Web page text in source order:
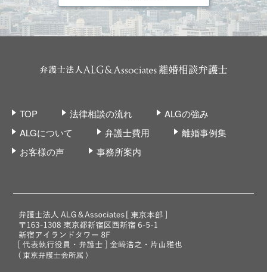
TOP 法律相談の流れ
ALGの強み
ALGについて
弁護士費用
離婚事例集
お客様の声
事務所案内